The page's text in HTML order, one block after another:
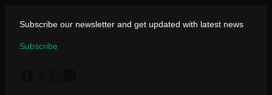
เนื้อหา
Subscribe our newsletter and get updated with latest news
Subscribe